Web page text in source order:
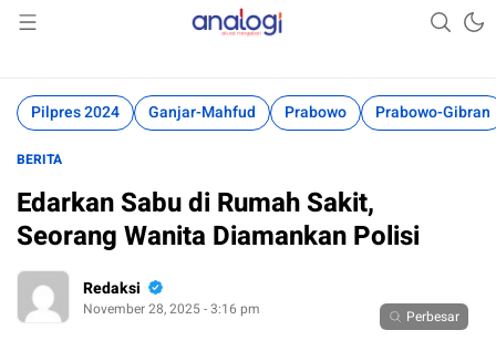
Analogi
Akurat Mengabari
Pilpres 2024 Ganjar-Mahfud Prabowo Prabowo-Gibran
BERITA
Edarkan Sabu di Rumah Sakit,
Seorang Wanita Diamankan Polisi
Redaksi
November 28, 2025 - 3:16 pm Perbesar